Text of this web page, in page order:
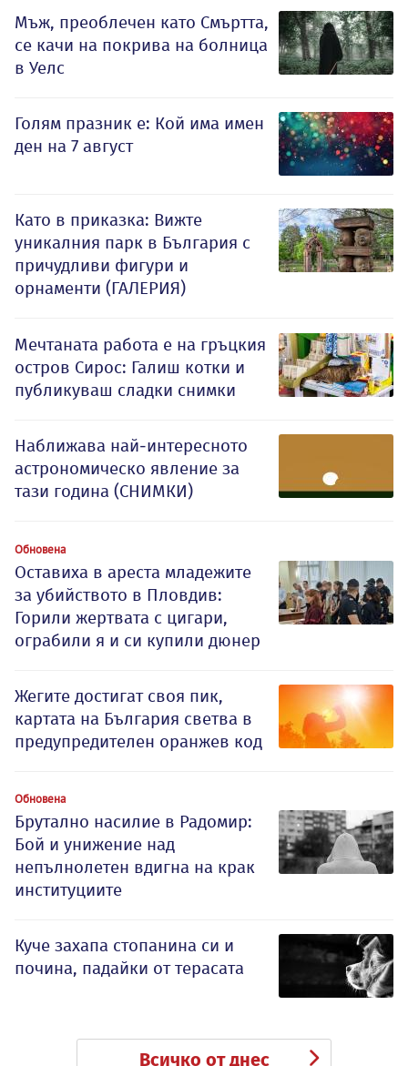
Мъж, преоблечен като Смъртта,
се качи на покрива на болница
в Уелс
Голям празник е: Кой има имен
ден на 7 август
Като в приказка: Вижте
уникалния парк в България с
причудливи фигури и
орнаменти (ГАЛЕРИЯ)
Мечтаната работа е на гръцкия
остров Сирос: Галиш котки и
публикуваш сладки снимки
Наближава най-интересното
астрономическо явление за
тази година (СНИМКИ)
Обновена
Оставиха в ареста младежите
за убийството в Пловдив:
Горили жертвата с цигари,
ограбили я и си купили дюнер
Жегите достигат своя пик,
картата на България светва в
предупредителен оранжев код
Обновена
Брутално насилие в Радомир:
Бой и унижение над
непълнолетен вдигна на крак
институциите
Куче захапа стопанина си и
почина, падайки от терасата
Всичко от днес